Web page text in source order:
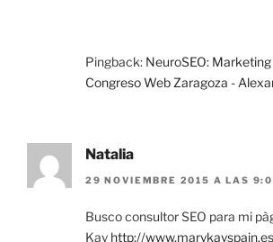
Pingback: NeuroSEO:
Congreso Web Zaragoza -
Natalia
29 NOVIEMBRE 2015 A LAS
Busco consultor SEO para mi
Kay http://www.marykayspain.es